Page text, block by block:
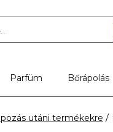
Parfüm Bőrápolás
utáni termékekre